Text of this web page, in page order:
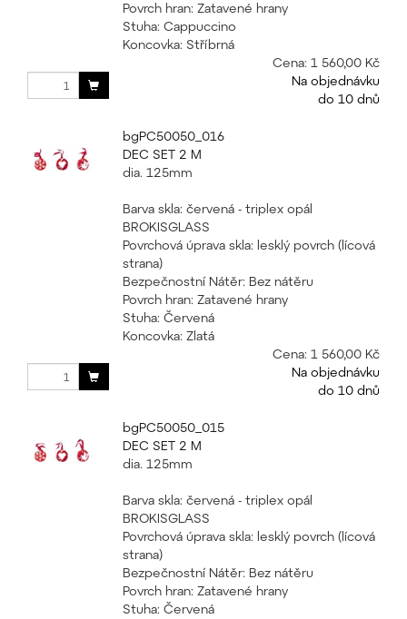
Povrch hran: Zatavené hrany
Stuha: Cappuccino
Koncovka: Stříbrná
Cena: 1 560,00 Kč
Na objednávku
do 10 dnů
bgPC50050_016
DEC SET 2 M
dia. 125mm
Barva skla: červená - triplex opál
BROKISGLASS
Povrchová úprava skla: lesklý povrch (lícová
strana)
Bezpečnostní Nátěr: Bez nátěru
Povrch hran: Zatavené hrany
Stuha: Červená
Koncovka: Zlatá
Cena: 1 560,00 Kč
Na objednávku
do 10 dnů
bgPC50050_015
DEC SET 2 M
dia. 125mm
Barva skla: červená - triplex opál
BROKISGLASS
Povrchová úprava skla: lesklý povrch (lícová
strana)
Bezpečnostní Nátěr: Bez nátěru
Povrch hran: Zatavené hrany
Stuha: Červená